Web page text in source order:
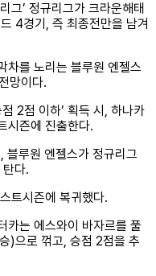
’ 정규리그가 크라운해태
4경기, 즉 최종전만을 남겨
차를 노리는 블루원 엔젤스
망이다.
2점 이하’ 획득 시, 하나카
시즌에 진출한다.
블루원 엔젤스가 정규리그
다.
트시즌에 복귀했다.
카는 에스와이 바자르를 풀
)으로 꺾고, 승점 2점을 추